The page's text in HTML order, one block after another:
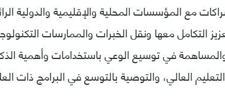
مع المؤسسات المحلية والإقليمية والدولية
التكامل معها ونقل الخبرات والممارسات
في توسيع الوعي باستخدامات وأهمية
العالي، والتوصية بالتوسع في البرامج ذات